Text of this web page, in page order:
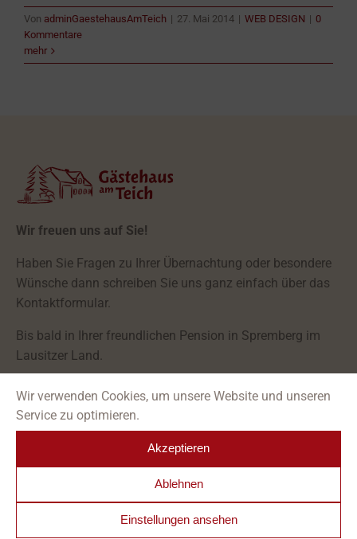
Wir verwenden Cookies, um unsere Website und unseren
Service zu optimieren.
Akzeptieren
Ablehnen
Einstellungen ansehen
Von adminGaestehausAmTeich | 27. Mai 2014 | WEB DESIGN | 0
Kommentare
mehr
Wir freuen uns auf Sie!
Haben Sie Fragen zu Ihrer Übernachtung oder besondere
Wünsche dann schreiben Sie uns ganz einfach über das
Kontaktformular.
Bis bald in Ihrer freundlichen Pension in Spremberg im
Lausitzer Land.
KONTAKT